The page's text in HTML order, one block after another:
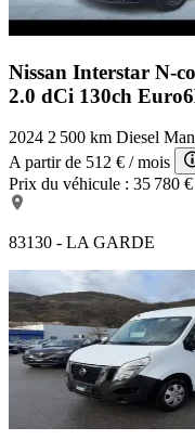
Nissan Interstar N-
2.0 dCi 130ch
2024 2 500 km Diesel
A partir de 512 € / mois
Prix du véhicule : 35 780 €
83130 - LA GARDE